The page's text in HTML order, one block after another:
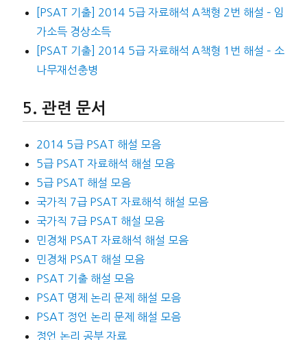
[PSAT 기출] 2014 5급 자료해석 A책형 2번 해설 – 임
가소득 경상소득
[PSAT 기출] 2014 5급 자료해석 A책형 1번 해설 – 소
나무재선충병
관련 문서
2014 5급 PSAT 해설 모음
5급 PSAT 자료해석 해설 모음
5급 PSAT 해설 모음
국가직 7급 PSAT 자료해석 해설 모음
국가직 7급 PSAT 해설 모음
민경채 PSAT 자료해석 해설 모음
민경채 PSAT 해설 모음
PSAT 기출 해설 모음
PSAT 명제 논리 문제 해설 모음
PSAT 정언 논리 문제 해설 모음
정언 논리 공부 자료